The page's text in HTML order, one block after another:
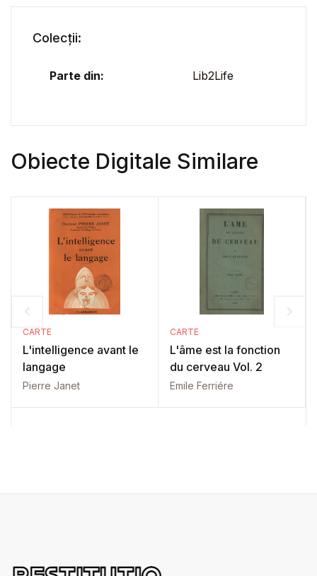
Colecții:
Parte din: Lib2Life
Obiecte Digitale Similare
CARTE
L'intelligence avant le
langage
Pierre Janet
CARTE
L'âme est la fonction
du cerveau Vol. 2
Emile Ferriére